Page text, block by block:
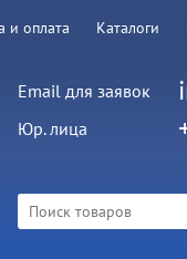
и оплата Каталоги
Email для заявок
Юр. лица